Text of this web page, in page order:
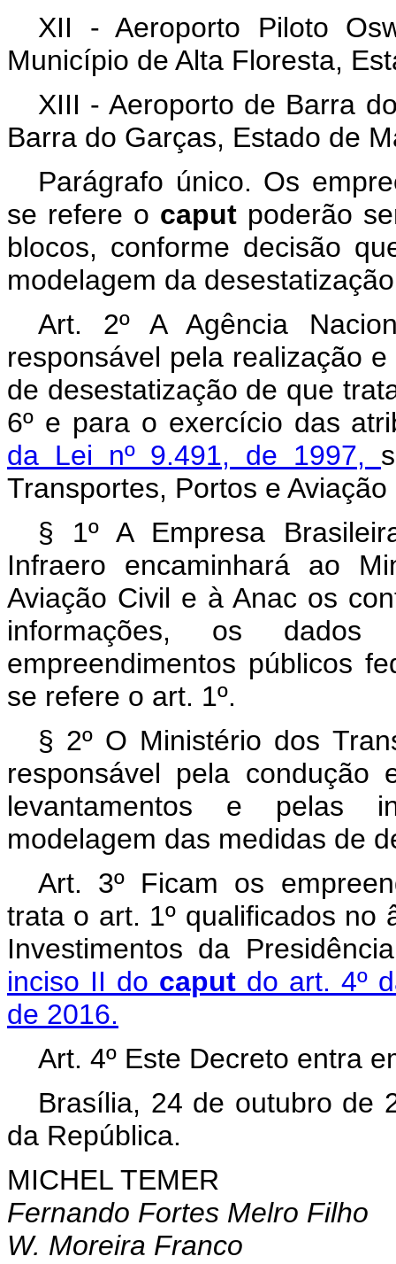
XII - Aeroporto Piloto
Município de Alta Floresta,
XIII - Aeroporto de Barra
Barra do Garças, Estado de
Parágrafo único. Os
se refere o caput poderão
blocos, conforme decisão
modelagem da
Art. 2º A Agência
responsável pela realização
de desestatização de que
6º e para o exercício das
da Lei nº 9.491, de 1997,
Transportes, Portos e Aviação
§ 1º A Empresa
Infraero encaminhará ao
Aviação Civil e à Anac os
informações, os
empreendimentos públicos
se refere o art. 1º.
§ 2º O Ministério dos
responsável pela condução
levantamentos e pelas
modelagem das medidas de
Art. 3º Ficam os
trata o art. 1º qualificados no
Investimentos da
inciso II do caput do art. 4º
de 2016.
Art. 4º Este Decreto entra
Brasília, 24 de outubro de
da República.
MICHEL TEMER
Fernando Fortes Melro Filho
W. Moreira Franco